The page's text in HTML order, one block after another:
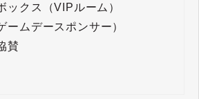
ックス（VIPルーム）
ームデースポンサー）
賛